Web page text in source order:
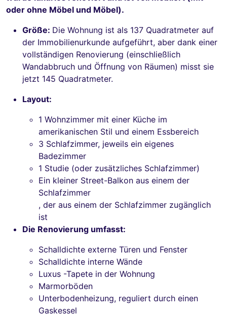
oder ohne Möbel und Möbel).
Größe: Die Wohnung ist als 137 Quadratmeter auf
der Immobilienurkunde aufgeführt, aber dank einer
vollständigen Renovierung (einschließlich
Wandabbruch und Öffnung von Räumen) misst sie
jetzt 145 Quadratmeter.
Layout:
1 Wohnzimmer mit einer Küche im
amerikanischen Stil und einem Essbereich
3 Schlafzimmer, jeweils ein eigenes
Badezimmer
1 Studie (oder zusätzliches Schlafzimmer)
Ein kleiner Street-Balkon aus einem der
Schlafzimmer
, der aus einem der Schlafzimmer zugänglich
ist
Die Renovierung umfasst:
Schalldichte externe Türen und Fenster
Schalldichte interne Wände
Luxus -Tapete in der Wohnung
Marmorböden
Unterbodenheizung, reguliert durch einen
Gaskessel